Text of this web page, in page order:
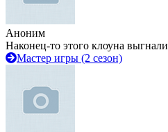
Аноним
Наконец-то этого клоуна выгнали
Мастер игры (2 сезон)